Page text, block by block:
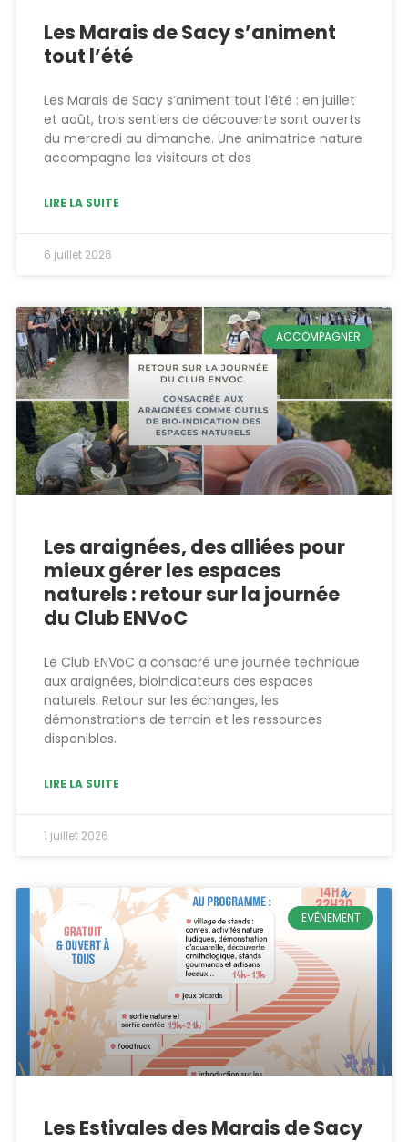
Les Marais de Sacy s’animent
tout l’été
Les Marais de Sacy s’animent tout l’été : en juillet
et août, trois sentiers de découverte sont ouverts
du mercredi au dimanche. Une animatrice nature
accompagne les visiteurs et des
LIRE LA SUITE
6 juillet 2026
ACCOMPAGNER
Les araignées, des alliées pour
mieux gérer les espaces
naturels : retour sur la journée
du Club ENVoC
Le Club ENVoC a consacré une journée technique
aux araignées, bioindicateurs des espaces
naturels. Retour sur les échanges, les
démonstrations de terrain et les ressources
disponibles.
LIRE LA SUITE
1 juillet 2026
EVÉNEMENT
Les Estivales des Marais de Sacy